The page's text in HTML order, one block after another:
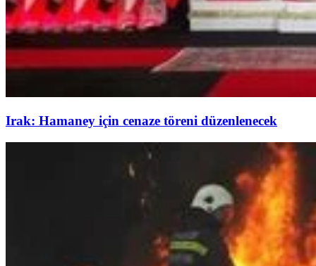
Irak: Hamaney için cenaze töreni düzenlenecek